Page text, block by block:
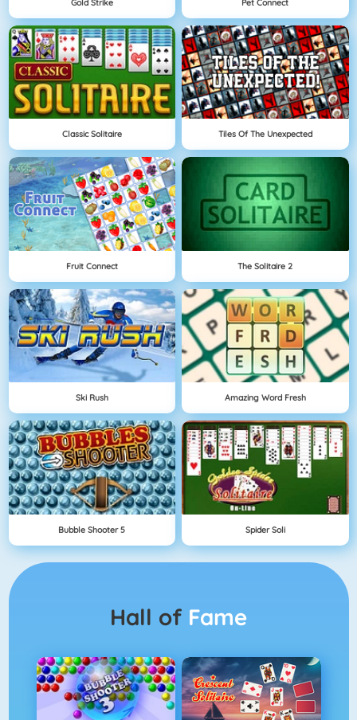
Classic Solitaire Tiles Of The Unexpected
Fruit Connect The Solitaire 2
Ski Rush Amazing Word Fresh
Bubble Shooter 5 Spider Soli
Hall of Fame